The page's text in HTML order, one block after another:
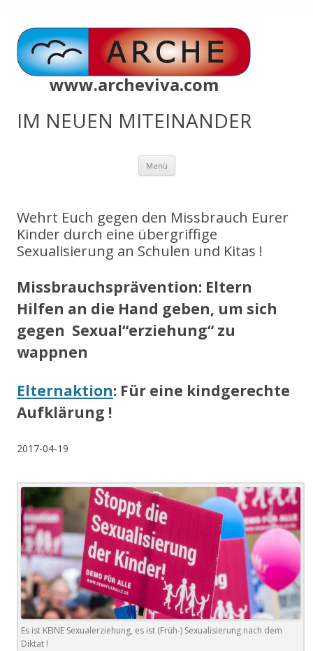
www.archeviva.com
IM NEUEN MITEINANDER
Menü Zum
springen
Wehrt Euch gegen den Missbrauch Eurer
Kinder durch eine übergriffige
Sexualisierung an Schulen und Kitas !
Missbrauchsprävention: Eltern
Hilfen an die Hand geben, um sich
gegen Sexual“erziehung“ zu
wappnen
Elternaktion: Für eine kindgerechte
Aufklärung !
2017-04-19
Es ist KEINE Sexualerziehung, es ist (Früh-) Sexualisierung nach dem
Diktat !